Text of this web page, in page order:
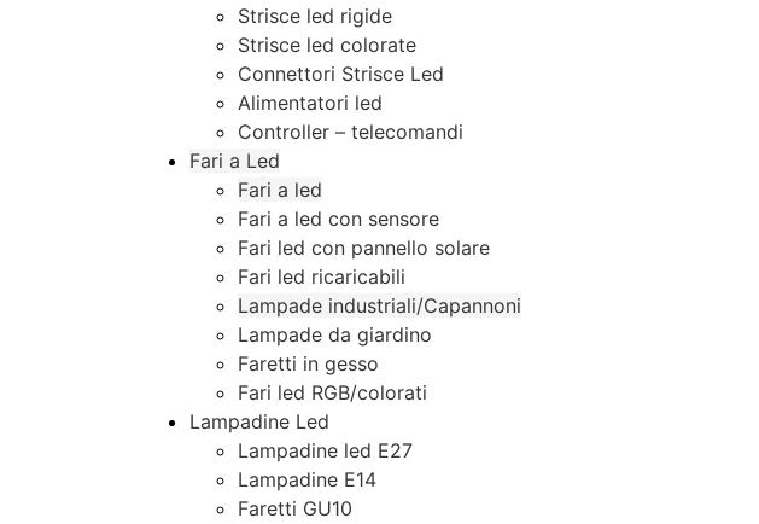
Strisce led rigide
Strisce led colorate
Connettori Strisce Led
Alimentatori led
Controller – telecomandi
Fari a Led
Fari a led
Fari a led con sensore
Fari led con pannello solare
Fari led ricaricabili
Lampade industriali/Capannoni
Lampade da giardino
Faretti in gesso
Fari led RGB/colorati
Lampadine Led
Lampadine led E27
Lampadine E14
Faretti GU10